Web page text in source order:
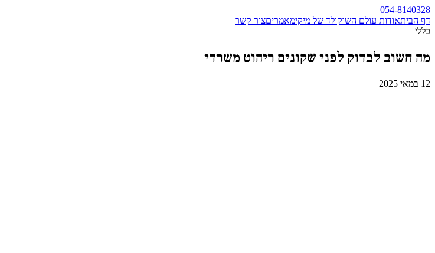
054-8140328
דף הביתאודות עולם השוקולד של מיקימאמריםצור קשר
כללי
מה חשוב לבדוק לפני שקונים ריהוט משרדי
12 במאי 2025